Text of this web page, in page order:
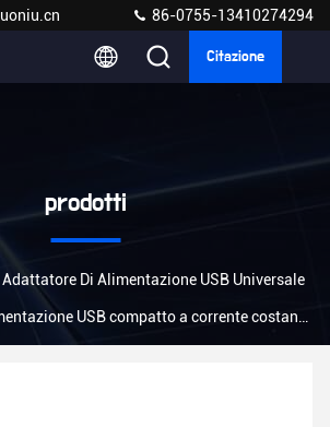
86-0755-13410274294
Citazione
prodotti
Adattatore Di Alimentazione USB Universale
USB compatto a corrente costante